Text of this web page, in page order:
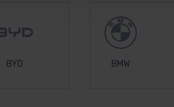
unter datenschutz@meinauto.de
BYD BMW